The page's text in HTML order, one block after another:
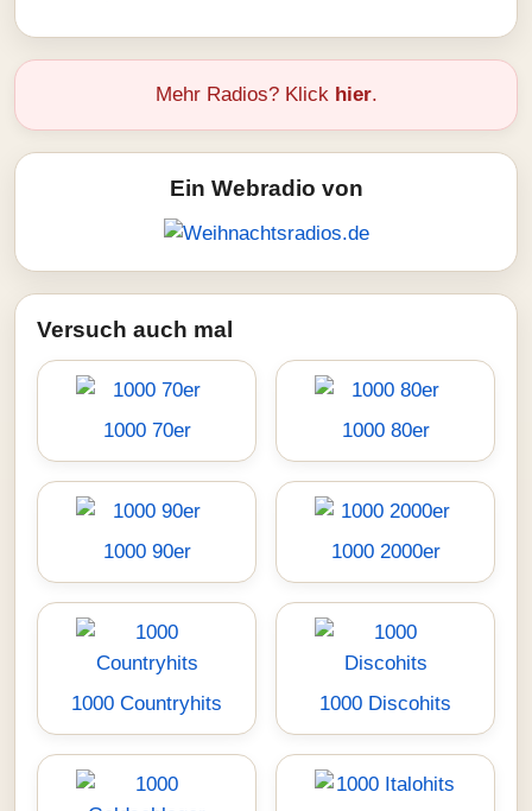
Mehr Radios? Klick hier.
Ein Webradio von
Versuch auch mal
1000 70er 1000 80er
1000 90er 1000 2000er
1000 Countryhits 1000 Discohits